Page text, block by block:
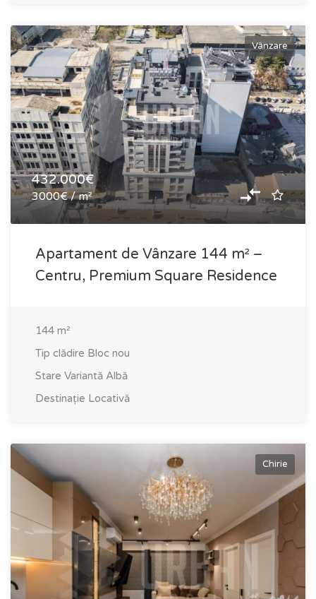
Vânzare
432.000€
3000€ / m²
Apartament de Vânzare 144 m² –
Centru, Premium Square Residence
144 m²
Tip clădire Bloc nou
Stare Variantă Albă
Destinație Locativă
Chirie